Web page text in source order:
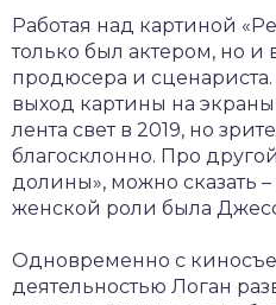
Работая над картиной
только был актером, но и
продюсера и
выход картины на
лента свет в 2019, но
благосклонно. Про
долины», можно сказать
женской роли была
Одновременно с
деятельностью Логан